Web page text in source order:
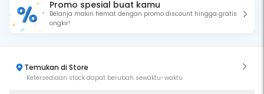
Promo spesial buat kamu
Belanja makin hemat dengan promo discount hingga gratis
ongkir!
Temukan di Store
Ketersediaan stock dapat berubah sewaktu-waktu